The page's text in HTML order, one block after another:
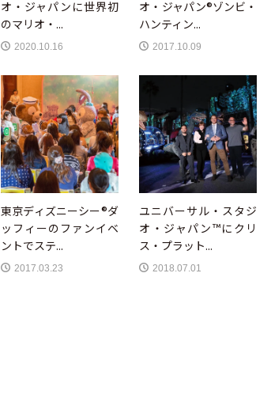
オ・ジャパンに世界初
のマリオ・...
2020.10.16
オ・ジャパン®ゾンビ・
ハンティン...
2017.10.09
東京ディズニーシー®ダ
ッフィーのファンイベ
ントでステ...
2017.03.23
ユニバーサル・スタジ
オ・ジャパン™にクリ
ス・プラット...
2018.07.01